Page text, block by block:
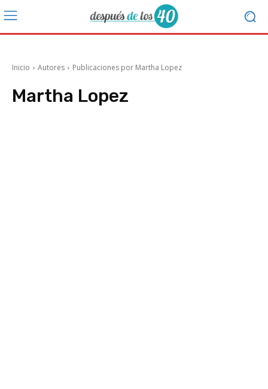
Inicio Autores Publicaciones por Martha Lopez
Martha Lopez